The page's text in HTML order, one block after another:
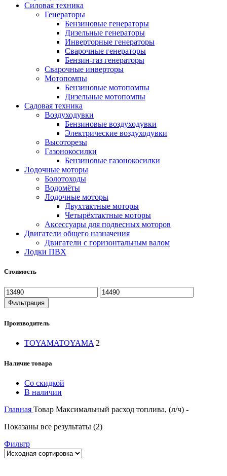
Силовая техника
Генераторы
Бензиновые генераторы
Дизельные генераторы
Инверторные генераторы
Сварочные генераторы
Бензин-газ генераторы
Сварочные инверторы
Мотопомпы
Бензиновые мотопомпы
Дизельные мотопомпы
Садовая техника
Воздуходувки
Бензиновые воздуходувки
Электрические воздуходувки
Высоторезы
Газонокосилки
Бензиновые газонокосилки
Лодочные моторы
Болотоходы
Водомёты
Лодочные моторы
Двухтактные моторы
Четырёхтактные моторы
Аксессуары для подвесных моторов
Двигатели общего назначения
Двигатели с горизонтальным валом
Лодки ПВХ
Стоимость
Минимальная
цена
Максимальная
цена
Фильтрация
Производитель
TOYAMATOYAMA 2
Наличие товара
Со скидкой
В наличии
Главная Товар Максимальный расход топлива, (л/ч) -
Показаны все результаты (2)
Фильтр